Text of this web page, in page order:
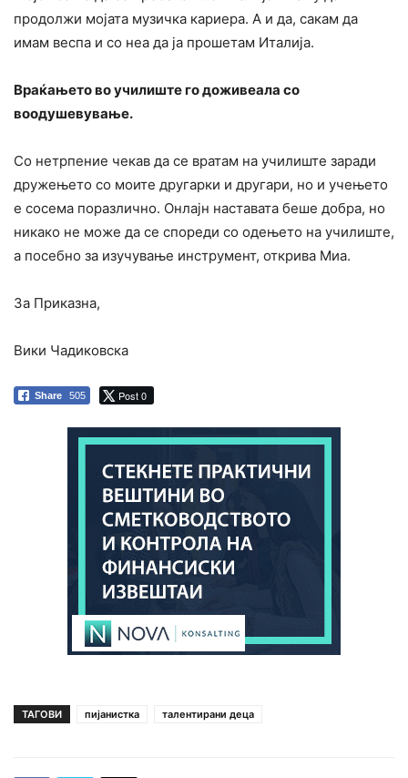
продолжи мојата музичка кариера. А и да, сакам да
имам веспа и со неа да ја прошетам Италија.
Враќањето во училиште го доживеала со
воодушевување.
Со нетрпение чекав да се вратам на училиште заради
дружењето со моите другарки и другари, но и учењето
е сосема поразлично. Онлајн наставата беше добра, но
никако не може да се спореди со одењето на училиште,
а посебно за изучување инструмент, открива Миа.
За Приказна,
Вики Чадиковска
Share 505 Post 0
ТАГОВИ пијанистка талентирани деца